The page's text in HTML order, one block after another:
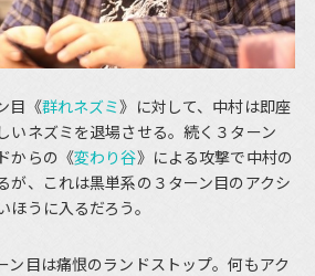
目《群れネズミ》に対して、中村は即座
いネズミを退場させる。続く３ターン
からの《変わり谷》による攻撃で中村の
が、これは黒単系の３ターン目のアクシ
うに入るだろう。
目は痛恨のランドストップ。何もアク